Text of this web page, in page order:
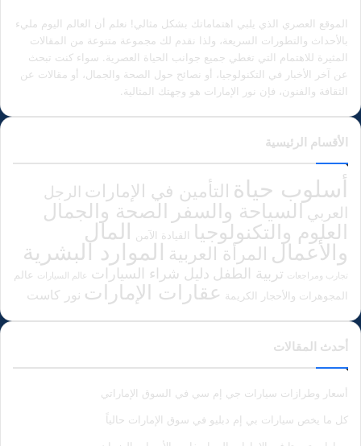
الموقع العصري الذي يلبي اهتماماتك بشكل مثالي! نعلم أن العالم اليوم مليء
بالأحداث والتطورات السريعة، ولذا نقدم لك مجموعة متنوعة من المقالات
المثيرة للاهتمام التي تغطي جميع جوانب الحياة العصرية. سواء كنت تبحث
عن آخر الأخبار في التكنولوجيا، أو نصائح حول الصحة والجمال، أو مقالات عن
الثقافة والفنون، فإن نور الإمارات هو وجهتك المثالية.
الأقسام الرئيسية
أسلوب حياة التأمين في الإمارات
الرجل
العربي السياحة والسفر الصحة والجمال
العلوم والتكنولوجيا
القيادة الآمن المال
والأعمال المرأة العربية الموارد البشرية
تجارب ومراجعات تربية الطفل دليل شراء السيارات عالم السيارات عالم
المجوهرات والأحجار الكريمة عقارات الإمارات نور كاست
أحدث المقالات
أسعار وطرازات سيارات جي إم سي في السوق الإماراتي
كل ما يخص سيارات بي إم دبليو في سوق الإمارات حالياً